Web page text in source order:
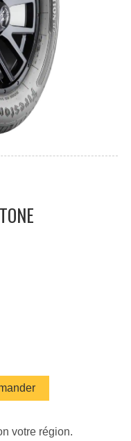
votre région.